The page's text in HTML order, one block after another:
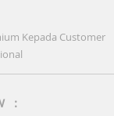
Kepada Customer
: